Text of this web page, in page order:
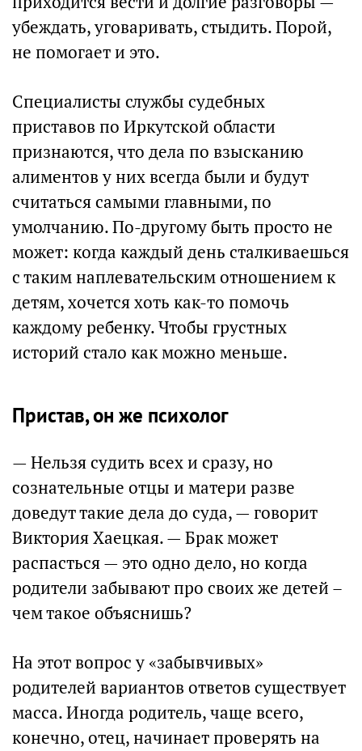
убеждать, уговаривать, стыдить. Порой,
не помогает и это.
Специалисты службы судебных
приставов по Иркутской области
признаются, что дела по взысканию
алиментов у них всегда были и будут
считаться самыми главными, по
умолчанию. По-другому быть просто не
может: когда каждый день сталкиваешься
с таким наплевательским отношением к
детям, хочется хоть как-то помочь
каждому ребенку. Чтобы грустных
историй стало как можно меньше.
Пристав, он же психолог
— Нельзя судить всех и сразу, но
сознательные отцы и матери разве
доведут такие дела до суда, — говорит
Виктория Хаецкая. — Брак может
распасться — это одно дело, но когда
родители забывают про своих же детей –
чем такое объяснишь?
На этот вопрос у «забывчивых»
родителей вариантов ответов существует
масса. Иногда родитель, чаще всего,
конечно, отец, начинает проверять на